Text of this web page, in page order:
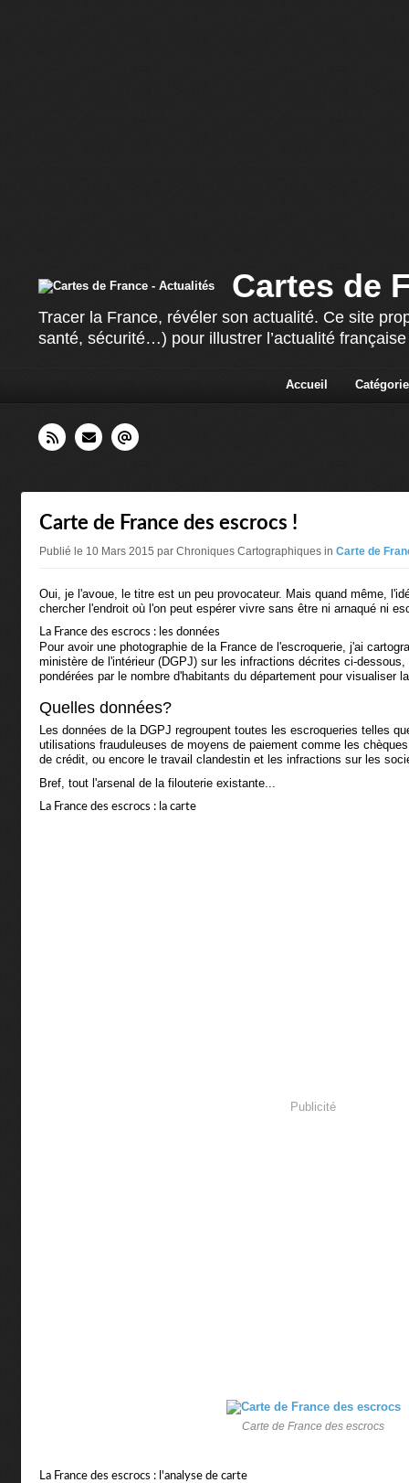
Cartes de
Tracer la France, révéler son actualité. Ce site
santé, sécurité…) pour illustrer l’actualité
Accueil
Carte de France des escrocs !
Publié le 10 Mars 2015 par Chroniques Cartographiques in Carte de
Oui, je l'avoue, le titre est un peu provocateur. Mais quand même,
chercher l'endroit où l'on peut espérer vivre sans être ni arnaqué ni
La France des escrocs : les données
Pour avoir une photographie de la France de l'escroquerie, j'ai
ministère de l'intérieur (DGPJ) sur les infractions décrites ci-
pondérées par le nombre d'habitants du département pour visualiser
Quelles données?
Les données de la DGPJ regroupent toutes les escroqueries telles
utilisations frauduleuses de moyens de paiement comme les
de crédit, ou encore le travail clandestin et les infractions sur les
Bref, tout l'arsenal de la filouterie existante...
La France des escrocs : la carte
Publicité
Carte de France des escrocs
La France des escrocs : l'analyse de carte